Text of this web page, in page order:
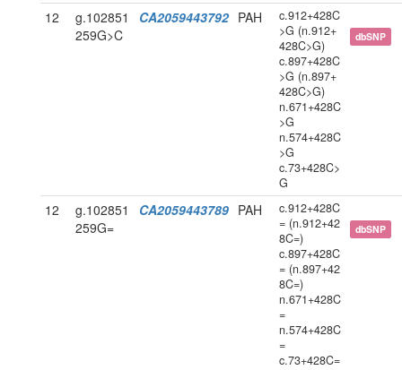
12
g.102851
259G>C
CA2059443792 PAH
c.912+428C
>G (n.912+
428C>G)
c.897+428C
>G (n.897+
428C>G)
n.671+428C
>G
n.574+428C
>G
c.73+428C>
G
dbSNP
12
g.102851
259G=
CA2059443789 PAH
c.912+428C
= (n.912+42
8C=)
c.897+428C
= (n.897+42
8C=)
n.671+428C
=
n.574+428C
=
c.73+428C=
dbSNP